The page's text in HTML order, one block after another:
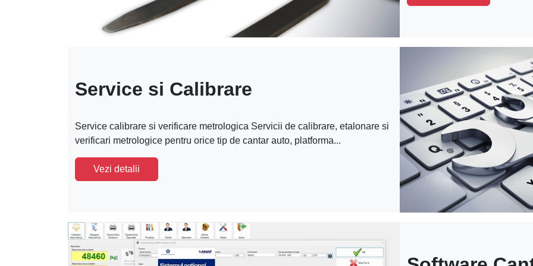
Service si Calibrare
Service calibrare si verificare metrologica Servicii de calibrare, etalonare si
verificari metrologice pentru orice tip de cantar auto, platforma...
Vezi detalii